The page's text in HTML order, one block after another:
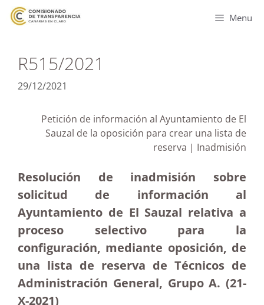
Menu
R515/2021
29/12/2021
Petición de información al Ayuntamiento de El
Sauzal de la oposición para crear una lista de
reserva | Inadmisión
Resolución de inadmisión sobre
solicitud de información al
Ayuntamiento de El Sauzal relativa a
proceso selectivo para la
configuración, mediante oposición, de
una lista de reserva de Técnicos de
Administración General, Grupo A. (21-
X-2021)